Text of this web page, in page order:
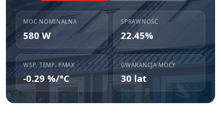
MOC NOMINALNA
580 W
SPRAWNOŚĆ
22.45%
WSP. TEMP. PMAX
-0.29 %/°C
GWARANCJA MOCY
30 lat